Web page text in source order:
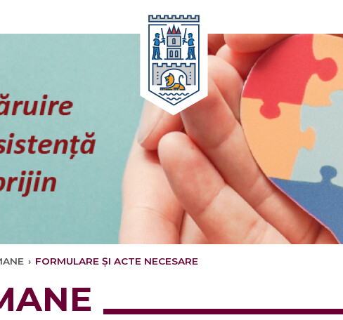
› FORMULARE ȘI ACTE NECESARE
Ultimele Oricând